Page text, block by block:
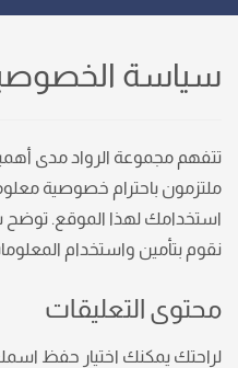
سياسة
تتفهم مجموعة الرواد مدى
ملتزمون باحترام خصوصية
استخدامك لهذا الموقع.
نقوم بتأمين واستخدام
محتوى التعليقات
لراحتك يمكنك اختيار حفظ